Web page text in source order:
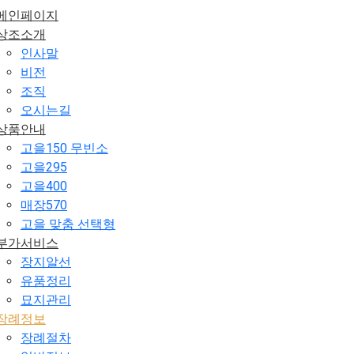
인페이지
조소개
인사말
비전
조직
오시는길
품안내
고을150 무빈소
고을295
고을400
매장570
고을 맞춤 선택형
가서비스
장지알선
유품정리
묘지관리
례정보
장례절차